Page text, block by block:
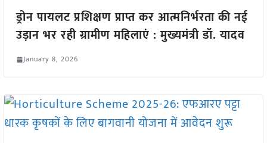
ड्रोन पायलट प्रशिक्षण प्राप्त कर आत्मनिर्भरता की नई
उड़ान भर रही ग्रामीण महिलाएं : मुख्यमंत्री डॉ. यादव
January 8, 2026